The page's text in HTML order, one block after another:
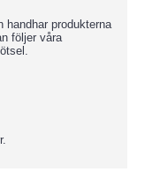
handhar produkterna
följer våra